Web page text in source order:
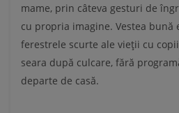
mame, prin câteva gesturi de
cu propria imagine. Vestea bună
ferestrele scurte ale vieții cu
seara după culcare, fără
departe de casă.